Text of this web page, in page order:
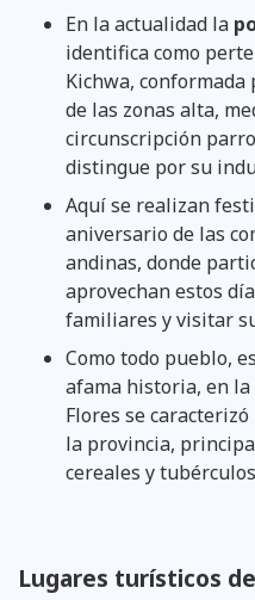
En la actualidad la
identifica como
Kichwa,
de las zonas alta,
circunscripción
distingue por su
Aquí se realizan
aniversario de las
andinas, donde
aprovechan estos
familiares y visitar
Como todo pueblo,
afama historia, en
Flores se
la provincia,
cereales y
Lugares turísticos